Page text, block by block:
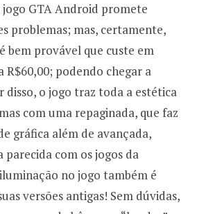
GTA Android promete
problemas; mas, certamente,
bem provável que custe em
R$60,00; podendo chegar a
disso, o jogo traz toda a estética
com uma repaginada, que faz
gráfica além de avançada,
com os jogos da
iluminação no jogo também é
versões antigas! Sem dúvidas,